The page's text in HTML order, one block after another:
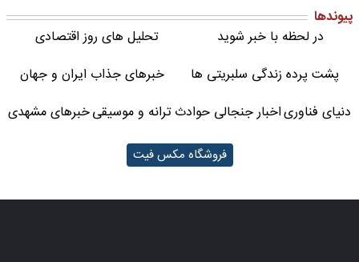
پیوندها
در لحظه با خبر شوید
تحلیل های روز اقتصادی
پشت پرده زندگی سلبریتی ها
خبرهای جذاب ایران و جهان
دنیای فناوریاخبار جنجالی حوادثترانه و موسیقیخبرهای مشهدی
فروشگاه مکس فیت